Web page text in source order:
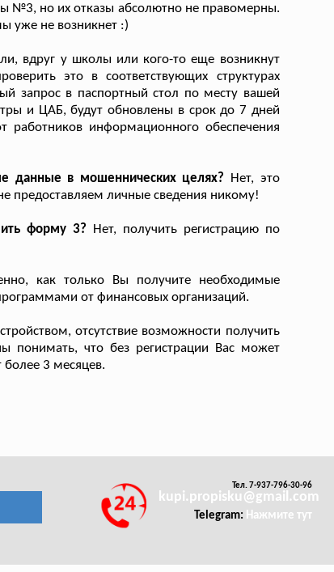
№3, но их отказы абсолютно не правомерны.
уже не возникнет :)
вдруг у школы или кого-то еще возникнут
это в соответствующих структурах
запрос в паспортный стол по месту вашей
и ЦАБ, будут обновлены в срок до 7 дней
работников информационного обеспечения
данные в мошеннических целях? Нет, это
предоставляем личные сведения никому!
форму 3? Нет, получить регистрацию по
как только Вы получите необходимые
от финансовых организаций.
отсутствие возможности получить
понимать, что без регистрации Вас может
более 3 месяцев.
Тел. 7-937-796-30-96
kupi.propisku@gmail.com
Telegram: Нажмите тут